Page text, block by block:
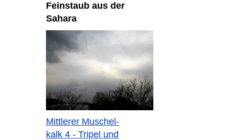
Feinstaub aus der
Sahara
Mittlerer Muschel-
kalk 4 - Tripel und